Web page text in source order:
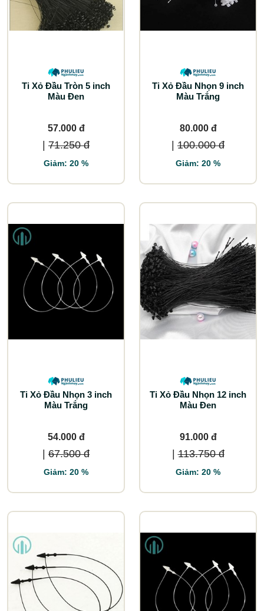
Ti Xỏ Đầu Tròn 5 inch
Màu Đen
57.000 đ
71.250 đ
Giảm: 20 %
Ti Xỏ Đầu Nhọn 9 inch
Màu Trắng
80.000 đ
100.000 đ
Giảm: 20 %
Ti Xỏ Đầu Nhọn 3 inch
Màu Trắng
54.000 đ
67.500 đ
Giảm: 20 %
Ti Xỏ Đầu Nhọn 12 inch
Màu Đen
91.000 đ
113.750 đ
Giảm: 20 %